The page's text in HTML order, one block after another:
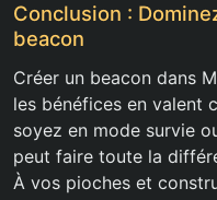
Conclusion :
beacon
Créer un beacon dans
les bénéfices en valent
soyez en mode survie
peut faire toute la
À vos pioches et